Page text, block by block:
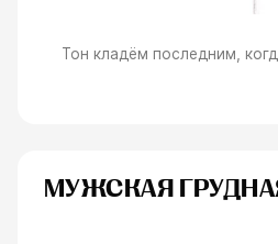
Тон кладём последним,
МУЖСКАЯ